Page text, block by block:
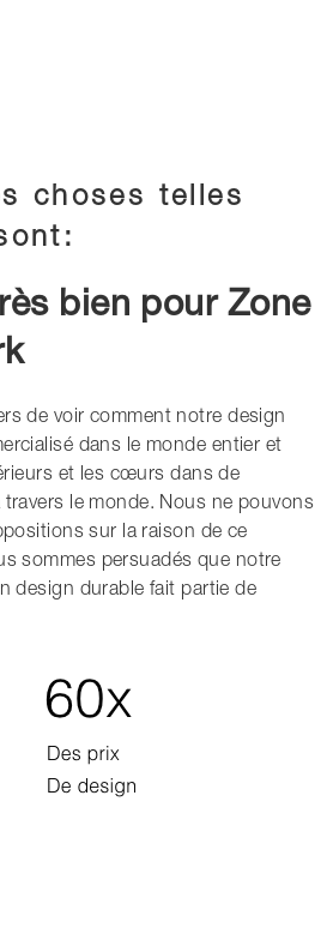
choses telles
bien pour Zone
de voir comment notre design
dans le monde entier et
et les cœurs dans de
travers le monde. Nous ne pouvons
sur la raison de ce
sommes persuadés que notre
design durable fait partie de